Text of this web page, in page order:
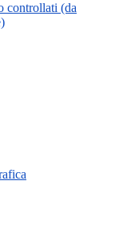
controllati (da